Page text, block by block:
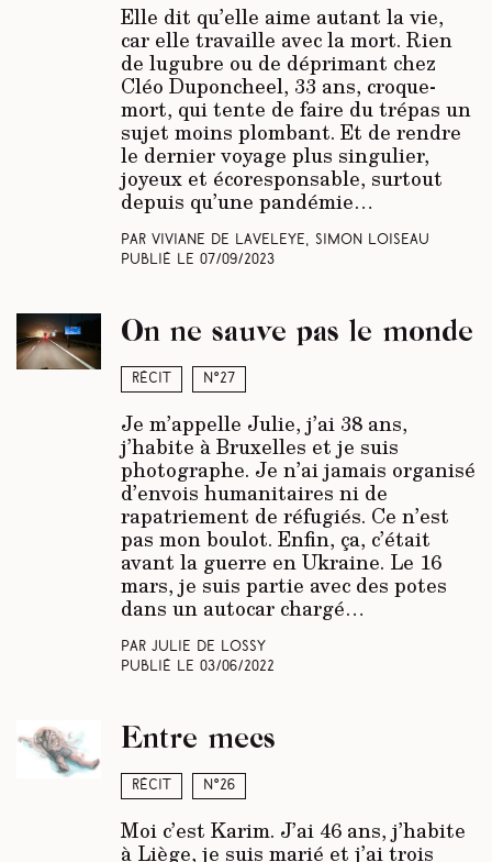
Elle dit qu’elle aime autant la vie,
car elle travaille avec la mort. Rien
de lugubre ou de déprimant chez
Cléo Duponcheel, 33 ans, croque-
mort, qui tente de faire du trépas un
sujet moins plombant. Et de rendre
le dernier voyage plus singulier,
joyeux et écoresponsable, surtout
depuis qu’une pandémie…
Par Viviane de Laveleye, Simon Loiseau
Publié le 07/09/2023
Récit N°27
On ne sauve pas le monde
Je m’appelle Julie, j’ai 38 ans,
j’habite à Bruxelles et je suis
photographe. Je n’ai jamais organisé
d’envois humanitaires ni de
rapatriement de réfugiés. Ce n’est
pas mon boulot. Enfin, ça, c’était
avant la guerre en Ukraine. Le 16
mars, je suis partie avec des potes
dans un autocar chargé…
Par Julie de Lossy
Publié le 03/06/2022
Récit N°26
Entre mecs
Moi c’est Karim. J’ai 46 ans, j’habite
à Liège, je suis marié et j’ai trois